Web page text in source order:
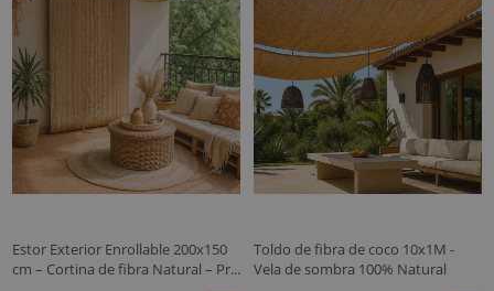
Estor Exterior Enrollable 200x150
cm – Cortina de fibra Natural – Pr...
Toldo de fibra de coco 10x1M -
Vela de sombra 100% Natural